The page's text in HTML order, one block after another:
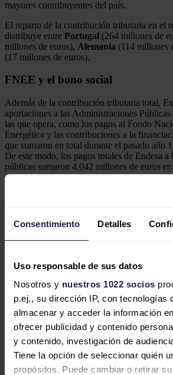
Consentimiento Detalles
Uso responsable de sus datos
Nosotros y nuestros 1022 socios
p.ej., su dirección IP, con tecnologías
almacenar y acceder la información
ofrecer publicidad y contenido
y contenido, investigación de
Tiene la opción de seleccionar quién
propósitos. Puede cambiar o retirar
mayores contribuyentes del país.
El reparto de la contribución tributaria en el
distribuye entre Portugal (264 millones de
millones de euros), Alemania (114 millones
(17 millones de euros).
FNEE y el bono social
Además de la contribución tributaria total,
aportaciones a las Administraciones
las que opera, como los pagos al Fondo
Energética y las contribuciones a la
que sumaron en total durante el pasado año
De este modo, los pagos totales de Endesa a
públicas sumaron 4.042 millones de euros
Endesa suma más de 130.000
social en los últimos dos años y llega
un 40% y un 80% la factura de la luz
voluntario para el pequeño
La responsable de Asuntos Fiscales de
Viejo, señaló que la compañía está
la adopción de conductas responsables en
impulsar la transparencia en este ámbito
convencidos de que contribuye a la
encaja con nuestras políticas de
corporativo".